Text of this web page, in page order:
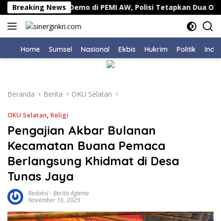
Langsung
ke
konten
Breaking NewsDemo di PEMI AW, Polisi Tetapkan Dua Orang
Home Sumsel NasIonal Ekbis Hukrim Politik
Beranda Berita OKU Selatan
OKU Selatan, Religi
Pengajian Akbar Bulanan
Kecamatan Buana Pemaca
Berlangsung Khidmat di Desa
Tunas Jaya
Redaksi-Berita Agama
November 16, 2025